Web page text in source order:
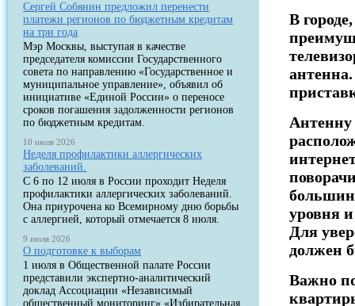
Сергей Собянин предложил перенести
платежи регионов по бюджетным кредитам
на три года
Мэр Москвы, выступая в качестве
председателя комиссии Государственного
совета по направлению «Государственное и
муниципальное управление», объявил об
инициативе «Единой России» о переносе
сроков погашения задолженности регионов
по бюджетным кредитам.
10 июля 2026
Неделя профилактики аллергических
заболеваний.
С 6 по 12 июля в России проходит Неделя
профилактики аллергических заболеваний.
Она приурочена ко Всемирному дню борьбы
с аллергией, который отмечается 8 июля.
9 июля 2026
О подготовке к выборам
1 июля в Общественной палате России
представили экспертно-аналитический
доклад Ассоциации «Независимый
общественный мониторинг» «Избирательная
В
уровня
Для
должен
Важно